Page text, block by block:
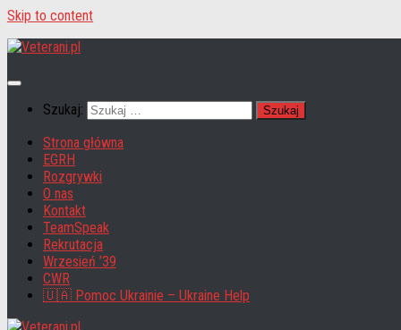
Skip to content
Szukaj:
Strona główna
EGRH
Rozgrywki
O nas
Kontakt
TeamSpeak
Rekrutacja
Wrzesień ’39
CWR
🇺🇦 Pomoc Ukrainie – Ukraine Help